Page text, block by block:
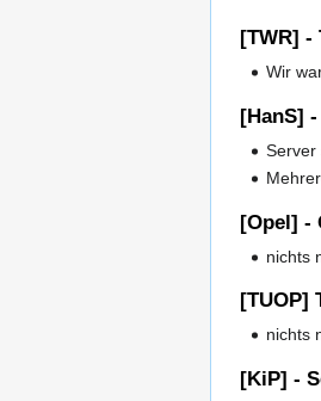
[TWR] -
Wir
[HanS]
Server
[Opel] -
nichts
[TUOP]
nichts
[KiP] -